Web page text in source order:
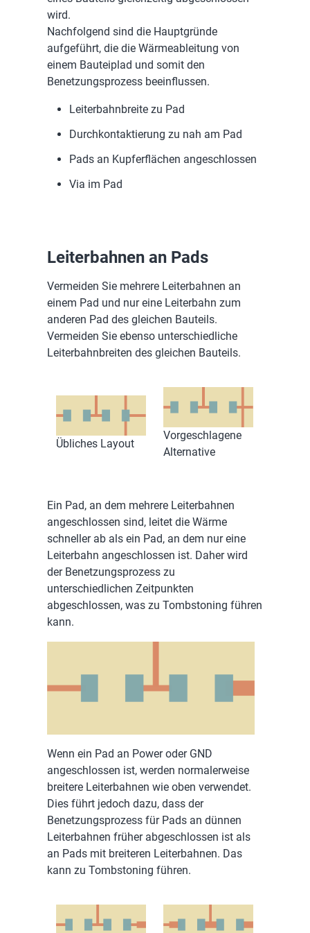
wird.
Nachfolgend sind die Hauptgründe
aufgeführt, die die Wärmeableitung von
einem Bauteiplad und somit den
Benetzungsprozess beeinflussen.
Leiterbahnbreite zu Pad
Durchkontaktierung zu nah am Pad
Pads an Kupferflächen angeschlossen
Via im Pad
Leiterbahnen an Pads
Vermeiden Sie mehrere Leiterbahnen an
einem Pad und nur eine Leiterbahn zum
anderen Pad des gleichen Bauteils.
Vermeiden Sie ebenso unterschiedliche
Leiterbahnbreiten des gleichen Bauteils.
Übliches Layout
Vorgeschlagene
Alternative
Ein Pad, an dem mehrere Leiterbahnen
angeschlossen sind, leitet die Wärme
schneller ab als ein Pad, an dem nur eine
Leiterbahn angeschlossen ist. Daher wird
der Benetzungsprozess zu
unterschiedlichen Zeitpunkten
abgeschlossen, was zu Tombstoning führen
kann.
Wenn ein Pad an Power oder GND
angeschlossen ist, werden normalerweise
breitere Leiterbahnen wie oben verwendet.
Dies führt jedoch dazu, dass der
Benetzungsprozess für Pads an dünnen
Leiterbahnen früher abgeschlossen ist als
an Pads mit breiteren Leiterbahnen. Das
kann zu Tombstoning führen.